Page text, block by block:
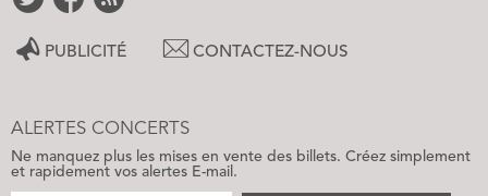
PUBLICITÉ CONTACTEZ-NOUS
ALERTES CONCERTS
Ne manquez plus les mises en vente des billets. Créez simplement
et rapidement vos alertes E-mail.